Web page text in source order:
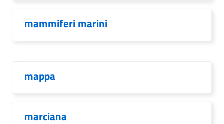
mammiferi marini
mappa
marciana